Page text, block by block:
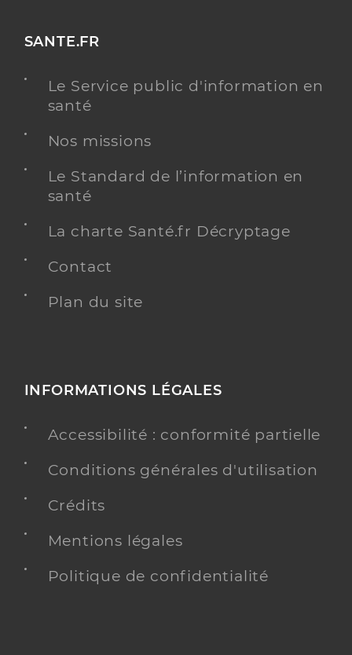
SANTE.FR
Le Service public d'information en
santé
Nos missions
Le Standard de l’information en
santé
La charte Santé.fr Décryptage
Contact
Plan du site
INFORMATIONS LÉGALES
Accessibilité : conformité partielle
Conditions générales d'utilisation
Crédits
Mentions légales
Politique de confidentialité